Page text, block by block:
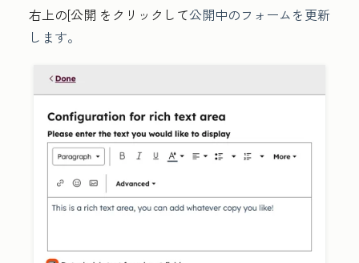
右上の[公開 をクリックして公開中のフォームを更新
します。